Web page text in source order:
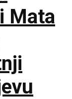
Mata